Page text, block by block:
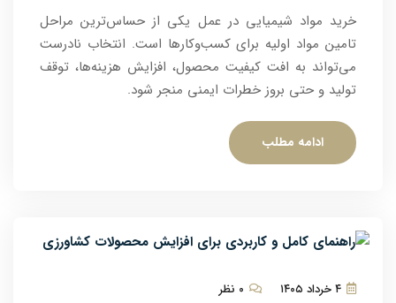
خرید مواد شیمیایی در عمل یکی از حساس‌ترین مراحل
تامین مواد اولیه برای کسب‌وکارها است. انتخاب نادرست
می‌تواند به افت کیفیت محصول، افزایش هزینه‌ها، توقف
تولید و حتی بروز خطرات ایمنی منجر شود.
ادامه مطلب